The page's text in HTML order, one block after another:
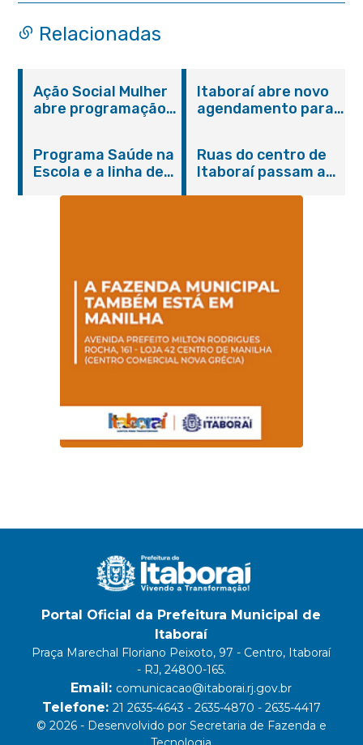
Relacionadas
Ação Social Mulher
abre programação
serviços gratuitos e
orientações
Itaboraí abre novo
agendamento para
Programa Saúde na
Escola e a linha de
Magalhães Seabra
Ruas do centro de
Itaboraí passam a
Portal Oficial da Prefeitura Municipal de
Itaboraí
Praça Marechal Floriano Peixoto, 97 - Centro, Itaboraí
- RJ, 24800-165.
Email: comunicacao@itaborai.rj.gov.br
Telefone: 21 2635-4643 - 2635-4870 - 2635-4417
© 2026 - Desenvolvido por Secretaria de Fazenda e